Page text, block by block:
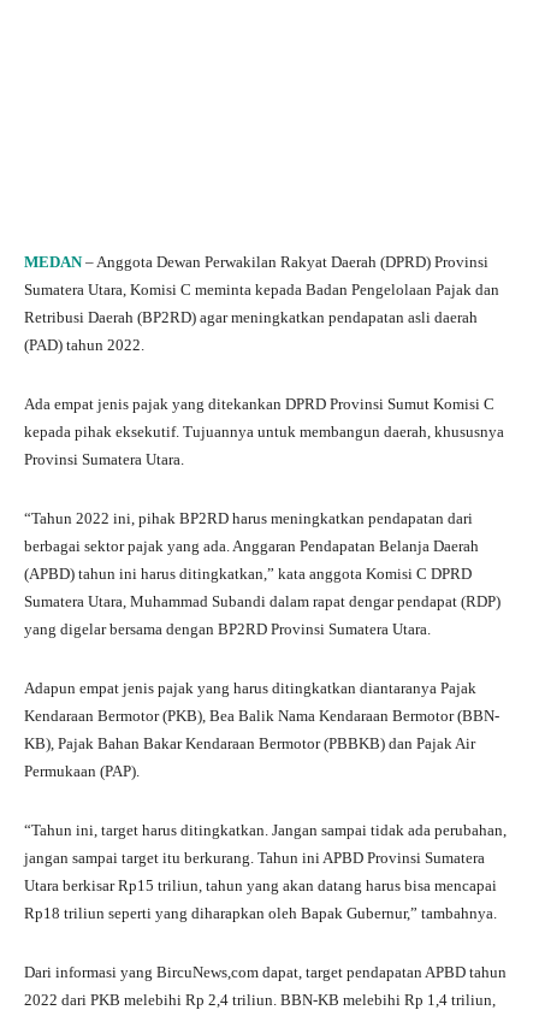
MEDAN– Anggota Dewan Perwakilan Rakyat Daerah (DPRD) Provinsi
Sumatera Utara, Komisi C meminta kepada Badan Pengelolaan Pajak dan
Retribusi Daerah (BP2RD) agar meningkatkan pendapatan asli daerah
(PAD) tahun 2022.
Ada empat jenis pajak yang ditekankan DPRD Provinsi Sumut Komisi C
kepada pihak eksekutif. Tujuannya untuk membangun daerah, khususnya
Provinsi Sumatera Utara.
“Tahun 2022 ini, pihak BP2RD harus meningkatkan pendapatan dari
berbagai sektor pajak yang ada. Anggaran Pendapatan Belanja Daerah
(APBD) tahun ini harus ditingkatkan,” kata anggota Komisi C DPRD
Sumatera Utara, Muhammad Subandi dalam rapat dengar pendapat (RDP)
yang digelar bersama dengan BP2RD Provinsi Sumatera Utara.
Adapun empat jenis pajak yang harus ditingkatkan diantaranya Pajak
Kendaraan Bermotor (PKB), Bea Balik Nama Kendaraan Bermotor (BBN-
KB), Pajak Bahan Bakar Kendaraan Bermotor (PBBKB) dan Pajak Air
Permukaan (PAP).
“Tahun ini, target harus ditingkatkan. Jangan sampai tidak ada perubahan,
jangan sampai target itu berkurang. Tahun ini APBD Provinsi Sumatera
Utara berkisar Rp15 triliun, tahun yang akan datang harus bisa mencapai
Rp18 triliun seperti yang diharapkan oleh Bapak Gubernur,” tambahnya.
Dari informasi yang BircuNews,com dapat, target pendapatan APBD tahun
2022 dari PKB melebihi Rp 2,4 triliun. BBN-KB melebihi Rp 1,4 triliun,